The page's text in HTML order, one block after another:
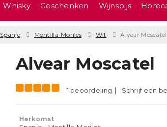
Whisky Geschenken Wijnspijs
Spanje Montilla-Moriles Wit Alvear Moscatel
Alvear Moscatel
1 beoordeling Schrijf een
Herkomst